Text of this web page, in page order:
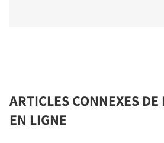
ARTICLES CONNEXES
EN LIGNE